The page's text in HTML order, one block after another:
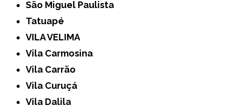
São Miguel Paulista
Tatuapé
VILA VELIMA
Vila Carmosina
Vila Carrão
Vila Curuçá
Vila Dalila